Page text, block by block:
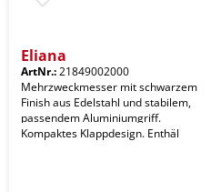
Eliana
ArtNr.:21849002000
Mehrzweckmesser mit schwarzem
Finish aus Edelstahl und stabilem,
passendem Aluminiumgriff.
Kompaktes Klappdesign. Enthäl